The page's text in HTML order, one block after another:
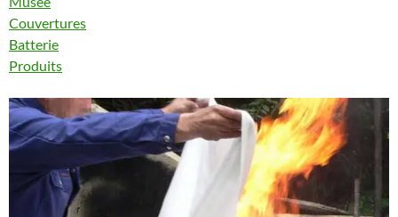
Couvertures
Batterie
Produits